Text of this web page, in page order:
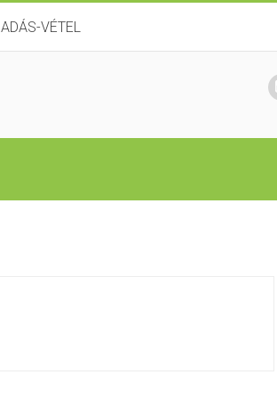
ADÁS-VÉTEL